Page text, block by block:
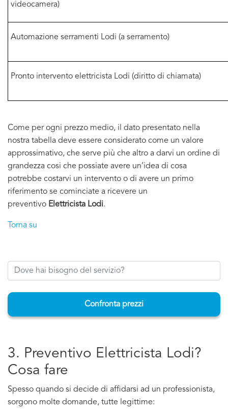
videocamera)
Automazione serramenti Lodi (a serramento)
Pronto intervento elettricista Lodi (diritto di chiamata)
Come per ogni prezzo medio, il dato presentato nella
nostra tabella deve essere considerato come un valore
approssimativo, che serve più che altro a darvi un ordine di
grandezza cosi che possiate avere un’idea di cosa
potrebbe costarvi un intervento o di avere un primo
riferimento se cominciate a ricevere un
preventivo Elettricista Lodi.
Torna su
Confronta prezzi
3. Preventivo Elettricista Lodi?
Cosa fare
Spesso quando si decide di affidarsi ad un professionista,
sorgono molte domande, tutte legittime: